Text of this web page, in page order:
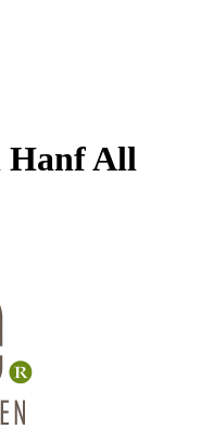
Hanf All